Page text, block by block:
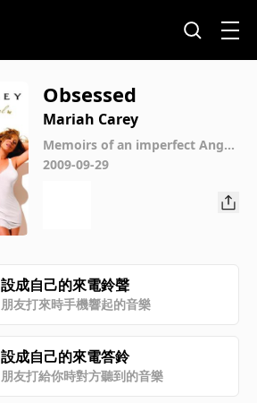
Obsessed
Mariah Carey
Memoirs of an imperfect Angel
(International Version)
2009-09-29
設成自己的來電鈴聲
朋友打來時手機響起的音樂
設成自己的來電答鈴
朋友打給你時對方聽到的音樂